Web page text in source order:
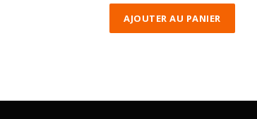
AJOUTER AU PANIER